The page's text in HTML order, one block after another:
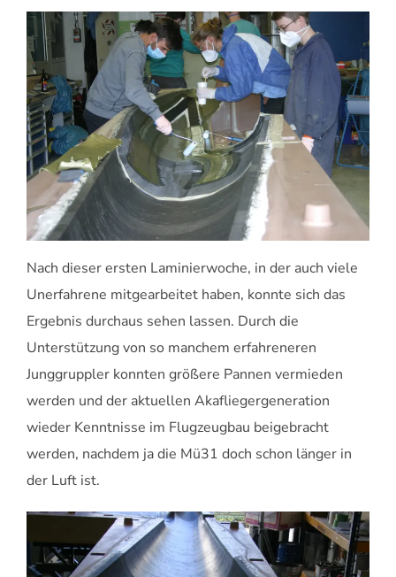
Nach dieser ersten Laminierwoche, in der auch viele
Unerfahrene mitgearbeitet haben, konnte sich das
Ergebnis durchaus sehen lassen. Durch die
Unterstützung von so manchem erfahreneren
Junggruppler konnten größere Pannen vermieden
werden und der aktuellen Akafliegergeneration
wieder Kenntnisse im Flugzeugbau beigebracht
werden, nachdem ja die Mü31 doch schon länger in
der Luft ist.